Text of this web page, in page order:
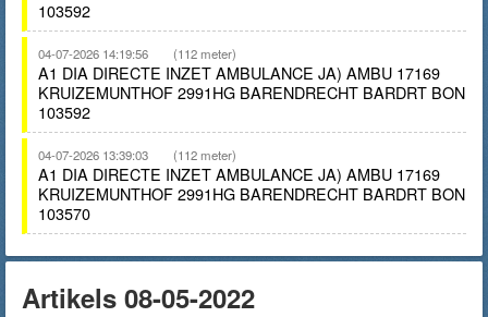
103592
04-07-2026 14:19:56 (112 meter)
A1 DIA DIRECTE INZET AMBULANCE JA) AMBU 17169
KRUIZEMUNTHOF 2991HG BARENDRECHT BARDRT BON
103592
04-07-2026 13:39:03 (112 meter)
A1 DIA DIRECTE INZET AMBULANCE JA) AMBU 17169
KRUIZEMUNTHOF 2991HG BARENDRECHT BARDRT BON
103570
Artikels 08-05-2022